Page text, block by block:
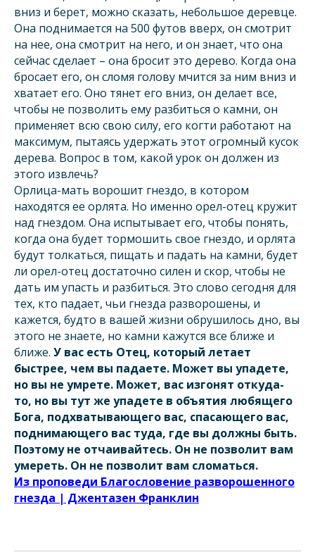
вниз и берет, можно сказать, небольшое деревце.
Она поднимается на 500 футов вверх, он смотрит
на нее, она смотрит на него, и он знает, что она
сейчас сделает – она бросит это дерево. Когда она
бросает его, он сломя голову мчится за ним вниз и
хватает его. Оно тянет его вниз, он делает все,
чтобы не позволить ему разбиться о камни, он
применяет всю свою силу, его когти работают на
максимум, пытаясь удержать этот огромный кусок
дерева. Вопрос в том, какой урок он должен из
этого извлечь?
Орлица-мать ворошит гнездо, в котором
находятся ее орлята. Но именно орел-отец кружит
над гнездом. Она испытывает его, чтобы понять,
когда она будет тормошить свое гнездо, и орлята
будут толкаться, пищать и падать на камни, будет
ли орел-отец достаточно силен и скор, чтобы не
дать им упасть и разбиться. Это слово сегодня для
тех, кто падает, чьи гнезда разворошены, и
кажется, будто в вашей жизни обрушилось дно, вы
этого не знаете, но камни кажутся все ближе и
ближе. У вас есть Отец, который летает
быстрее, чем вы падаете. Может вы упадете,
но вы не умрете. Может, вас изгонят откуда-
то, но вы тут же упадете в объятия любящего
Бога, подхватывающего вас, спасающего вас,
поднимающего вас туда, где вы должны быть.
Поэтому не отчаивайтесь. Он не позволит вам
умереть. Он не позволит вам сломаться.
Из проповеди Благословение разворошенного
гнезда | Джентазен Франклин